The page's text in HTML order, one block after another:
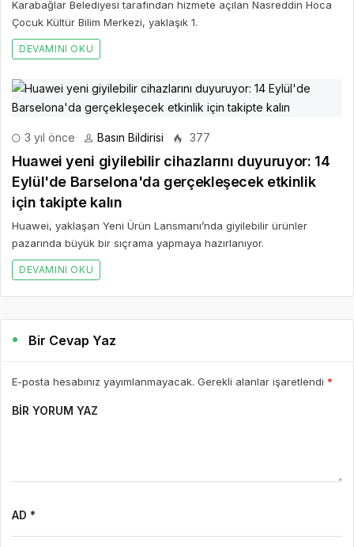
Karabağlar Belediyesi tarafından hizmete açılan Nasreddin Hoca
Çocuk Kültür Bilim Merkezi, yaklaşık 1.
DEVAMINI OKU
3 yıl önce Basın Bildirisi 377
Huawei yeni giyilebilir cihazlarını duyuruyor: 14
Eylül'de Barselona'da gerçekleşecek etkinlik
için takipte kalın
Huawei, yaklaşan Yeni Ürün Lansmanı’nda giyilebilir ürünler
pazarında büyük bir sıçrama yapmaya hazırlanıyor.
DEVAMINI OKU
Bir Cevap Yaz
E-posta hesabınız yayımlanmayacak. Gerekli alanlar işaretlendi *
BIR YORUM YAZ
AD *